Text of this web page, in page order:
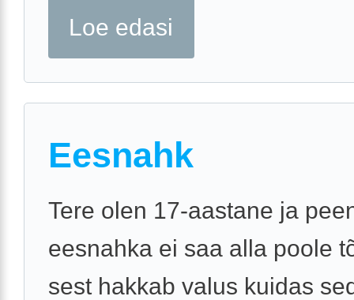
Loe edasi
Eesnahk
Tere olen 17-aastane ja
eesnahka ei saa alla poole
sest hakkab valus kuidas